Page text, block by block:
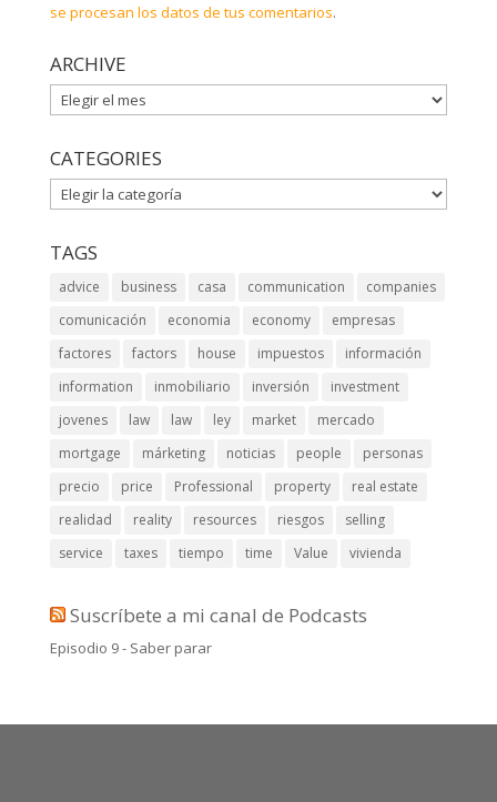
se procesan los datos de tus comentarios.
ARCHIVE
ARCHIVE
CATEGORIES
CATEGORIES
TAGS
advice business casa communication
companies
comunicación
economia economy
empresas
factores
factors house impuestos
información
information
inmobiliario inversión
investment
jovenes
law law ley market
mercado
mortgage
márketing noticias people
personas
precio
price Professional property
real estate
realidad
reality resources riesgos
selling
service
taxes tiempo time Value vivienda
Suscríbete a mi canal de Podcasts
Episodio 9 - Saber parar